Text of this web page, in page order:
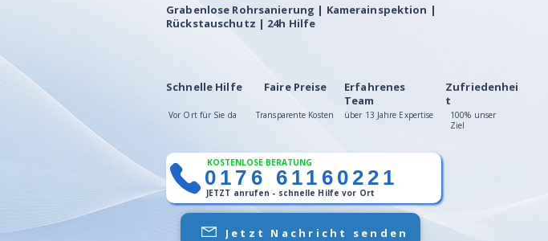
Grabenlose Rohrsanierung | Kamerainspektion |
Rückstauschutz | 24h Hilfe
Schnelle Hilfe
Vor Ort für Sie da
Faire Preise
Transparente Kosten
Erfahrenes
Team
über 13 Jahre Expertise
0176 61160221
KOSTENLOSE BERATUNG
JETZT anrufen - schnelle Hilfe vor Ort
Zufriedenhei
t
100% unser
Ziel
Jetzt Nachricht senden